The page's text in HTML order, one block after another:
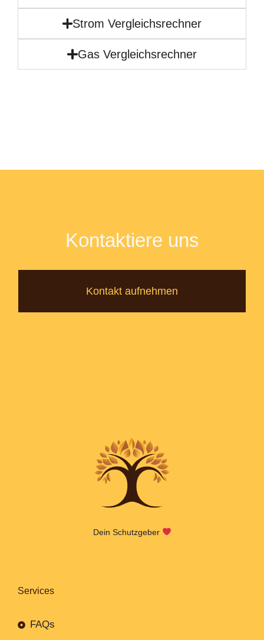
Strom Vergleichsrechner
Gas Vergleichsrechner
Kontaktiere uns
Kontakt aufnehmen
Dein Schutzgeber
Services
FAQs